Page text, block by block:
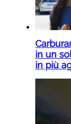
in un
in più